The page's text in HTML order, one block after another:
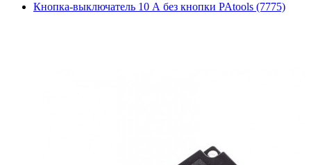
Кнопка-выключатель 10 А без кнопки PAtools (7775)